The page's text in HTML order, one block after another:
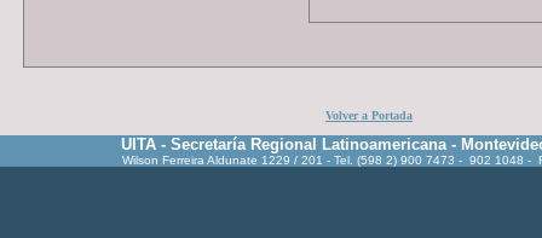
Volver a Portada
UITA - Secretaría Regional Latinoamericana -
Wilson Ferreira Aldunate 1229 / 201 - Tel. (598 2) 900 7473 - 902 1048 -